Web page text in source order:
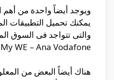
ويوجد أيضاً واحدة من أهم
يمكنك تحميل التطبيقات
WE – Ana Vodafone.
هناك أيضاً البعض من